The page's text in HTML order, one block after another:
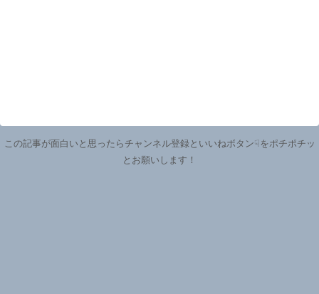
この記事が面白いと思ったらチャンネル登録といいねボタン☟をポチポチッ
とお願いします！